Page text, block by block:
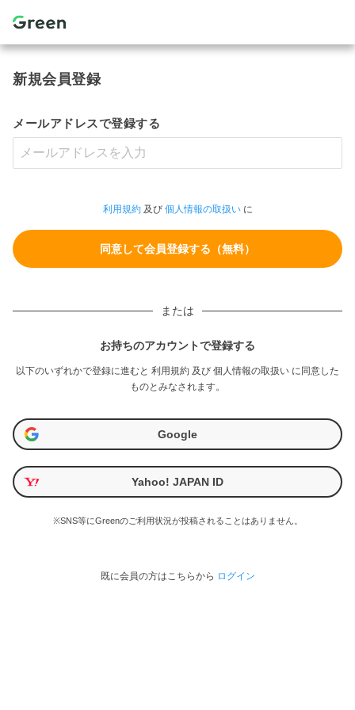
新規会員登録
メールアドレスで登録する
利用規約及び 個人情報の取扱いに
または
お持ちのアカウントで登録する
以下のいずれかで登録に進むと 利用規約 及び 個人情報の取扱い に同意した
ものとみなされます。
Google
Yahoo! JAPAN ID
※SNS等にGreenのご利用状況が投稿されることはありません。
既に会員の方はこちらから ログイン